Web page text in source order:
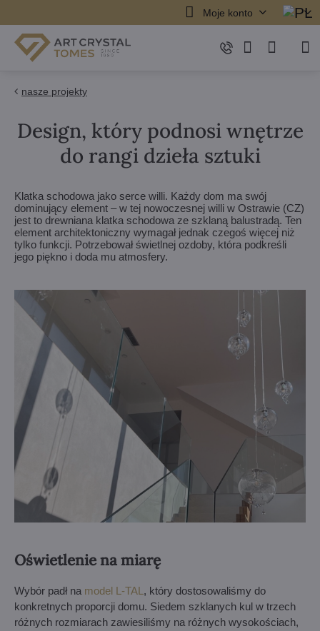
Moje konto
nasze projekty
Design, który podnosi wnętrze
do rangi dzieła sztuki
Klatka schodowa jako serce willi. Każdy dom ma swój
dominujący element – w tej nowoczesnej willi w Ostrawie (CZ)
jest to drewniana klatka schodowa ze szklaną balustradą. Ten
element architektoniczny wymagał jednak czegoś więcej niż
tylko funkcji. Potrzebował świetlnej ozdoby, która podkreśli
jego piękno i doda mu atmosfery.
Oświetlenie na miarę
Wybór padł na model L-TAL , który dostosowaliśmy do
konkretnych proporcji domu. Siedem szklanych kul w trzech
różnych rozmiarach zawiesiliśmy na różnych wysokościach,